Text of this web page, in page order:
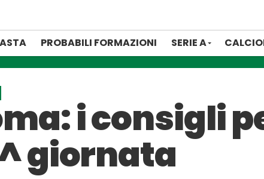
PROBABILI FORMAZIONI SERIE A
i consigli
giornata